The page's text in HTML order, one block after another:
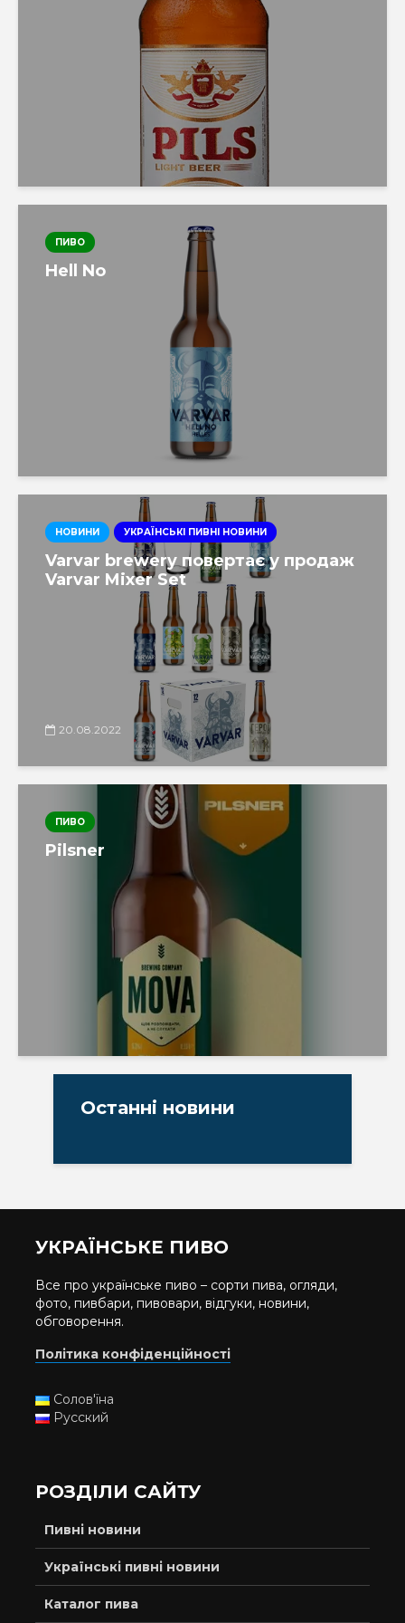
ПИВО
Hell No
НОВИНИ УКРАЇНСЬКІ ПИВНІ НОВИНИ
Varvar brewery повертає у продаж
Varvar Mixer Set
20.08.2022
ПИВО
Pilsner
Останні новини
УКРАЇНСЬКЕ ПИВО
Все про українське пиво – сорти пива, огляди,
фото, пивбари, пивовари, відгуки, новини,
обговорення.
Політика конфіденційності
Солов'їна
Русский
РОЗДІЛИ САЙТУ
Пивні новини
Українські пивні новини
Каталог пива